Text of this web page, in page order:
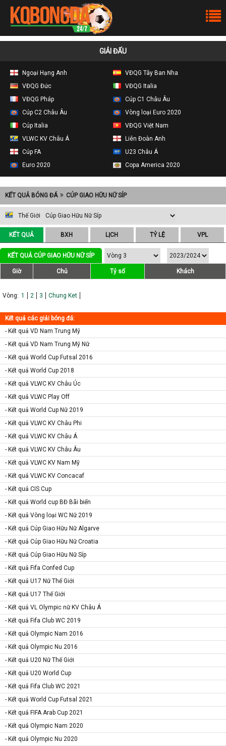
GIẢI ĐẤU
Ngoại Hạng Anh
VĐQG Tây Ban Nha
VĐQG Đức
VĐQG Italia
VĐQG Pháp
Cúp C1 Châu Âu
Cúp C2 Châu Âu
Vòng loại Euro 2020
Cúp Italia
VĐQG Việt Nam
VLWC KV Châu Á
Liên Đoàn Anh
Cúp FA
U23 Châu Á
Euro 2020
Copa America 2020
KẾT QUẢ BÓNG ĐÁ CÚP GIAO HỮU NỮ SÍP
Thế Giới
KẾT QUẢ BXH LỊCH TỶ LỆ VPL
KẾT QUẢ CÚP GIAO HỮU NỮ SÍP
Giờ Chủ Tỷ số Khách
Vòng: 1 2 3 Chung Ket
Kết quả các giải bóng đá:
- Kết quả VD Nam Trung Mỹ
- Kết quả VD Nam Trung Mỹ Nữ
- Kết quả World Cup Futsal 2016
- Kết quả World Cup 2018
- Kết quả VLWC KV Châu Úc
- Kết quả VLWC Play Off
- Kết quả World Cup Nữ 2019
- Kết quả VLWC KV Châu Phi
- Kết quả VLWC KV Châu Á
- Kết quả VLWC KV Châu Âu
- Kết quả VLWC KV Nam Mỹ
- Kết quả VLWC KV Concacaf
- Kết quả CIS Cup
- Kết quả World cup BĐ Bãi biển
- Kết quả Vòng loại WC Nữ 2019
- Kết quả Cúp Giao Hữu Nữ Algarve
- Kết quả Cúp Giao Hữu Nữ Croatia
- Kết quả Cúp Giao Hữu Nữ Síp
- Kết quả Fifa Confed Cup
- Kết quả U17 Nữ Thế Giới
- Kết quả U17 Thế Giới
- Kết quả VL Olympic nữ KV Châu Á
- Kết quả Fifa Club WC 2019
- Kết quả Olympic Nam 2016
- Kết quả Olympic Nu 2016
- Kết quả U20 Nữ Thế Giới
- Kết quả U20 World Cup
- Kết quả Fifa Club WC 2021
- Kết quả World Cup Futsal 2021
- Kết quả FIFA Arab Cup 2021
- Kết quả Olympic Nam 2020
- Kết quả Olympic Nu 2020